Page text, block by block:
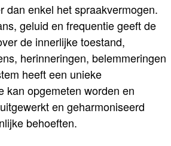
dan enkel het spraakvermogen.
geluid en frequentie geeft de
de innerlijke toestand,
herinneringen, belemmeringen
heeft een unieke
kan opgemeten worden en
en geharmoniseerd
behoeften.